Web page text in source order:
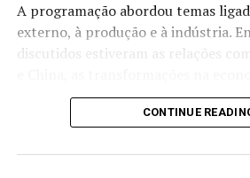
O postSurto de salmonela nos EUA
jalapeño do México apareceu
A programação abordou temas
externo, à produção e à indústria.
discutidos estiveram as relações
estratégias para fortalecer a
O seminário também tratou dos
CONTINUE